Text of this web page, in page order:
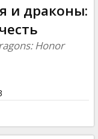
и драконы:
Honor